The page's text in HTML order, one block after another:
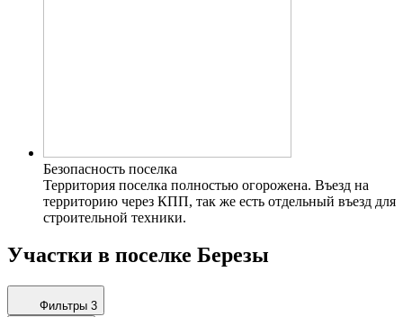
Безопасность поселка
Территория поселка полностью огорожена. Въезд на
территорию через КПП, так же есть отдельный въезд для
строительной техники.
Участки в поселке Березы
Фильтры 3